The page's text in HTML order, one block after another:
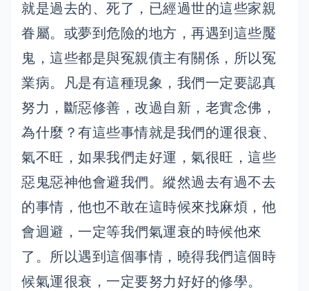
就是過去的、死了，已經過世的這些家親
眷屬。或夢到危險的地方，再遇到這些魘
鬼，這些都是與冤親債主有關係，所以冤
業病。凡是有這種現象，我們一定要認真
努力，斷惡修善，改過自新，老實念佛，
為什麼？有這些事情就是我們的運很衰、
氣不旺，如果我們走好運，氣很旺，這些
惡鬼惡神他會避我們。縱然過去有過不去
的事情，他也不敢在這時候來找麻煩，他
會迴避，一定等我們氣運衰的時候他來
了。所以遇到這個事情，曉得我們這個時
候氣運很衰，一定要努力好好的修學。